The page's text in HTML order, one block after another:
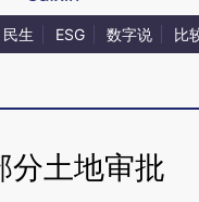
民生 ESG 数字说 比
分土地审批